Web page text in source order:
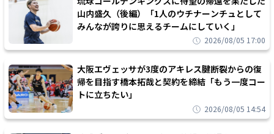
山内盛久（後編）「1人のウチナーンチュとして
みんなが誇りに思えるチームにしていく」
2026/08/05 17:00
大阪エヴェッサが3度のアキレス腱断裂からの復
帰を目指す橋本拓哉と契約を締結「もう一度コー
トに立ちたい」
2026/08/05 14:54